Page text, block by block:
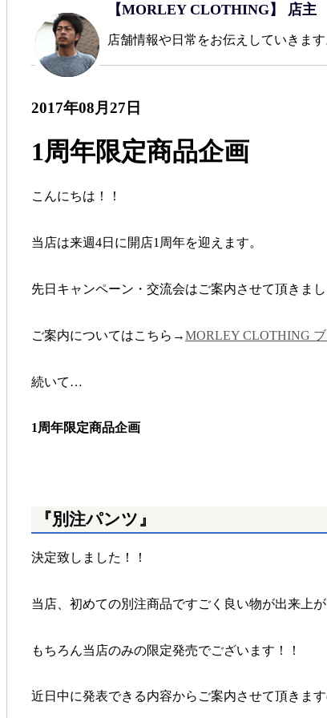
【MORLEY CLOTHING】 店主
店舗情報や日常をお伝えしていきます
2017年08月27日
1周年限定商品企画
こんにちは！！
当店は来週4日に開店1周年を迎えます。
先日キャンペーン・交流会はご案内させて頂きま
ご案内についてはこちら→MORLEY CLOTHING
続いて…
1周年限定商品企画
『別注パンツ』
決定致しました！！
当店、初めての別注商品ですごく良い物が出来上
もちろん当店のみの限定発売でございます！！
近日中に発表できる内容からご案内させて頂きま